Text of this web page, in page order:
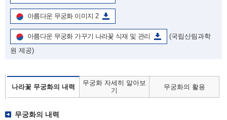
아름다운 무궁화 이미지 2
아름다운 무궁화 가꾸기 나라꽃 식재 및 관리
(국립산림과학
원 제공)
나라꽃 무궁화의 내력
무궁화 자세히 알아보
기
무궁화의 활용
무궁화의 내력